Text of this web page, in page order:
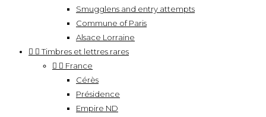
Smugglens and entry attempts
Commune of Paris
Alsace Lorraine
  Timbres et lettres rares
  France
Cérès
Présidence
Empire ND